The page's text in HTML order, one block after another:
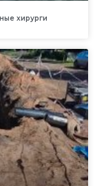
хирурги